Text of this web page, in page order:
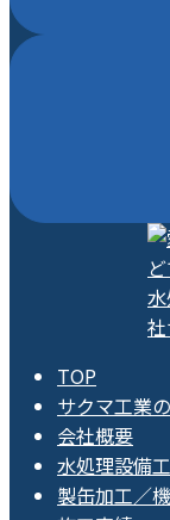
TOP
サクマ工業
会社概要
水処理設備
製缶加工／